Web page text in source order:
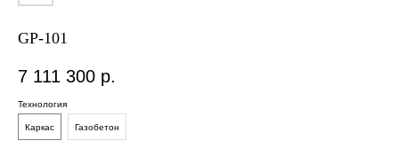
GP-101
7 111 300 р.
Технология
Каркас Газобетон